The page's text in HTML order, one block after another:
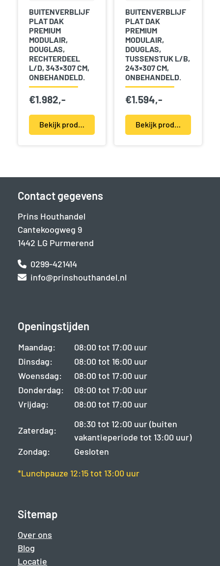
BUITENVERBLIJF
PLAT DAK
PREMIUM
MODULAIR,
DOUGLAS,
RECHTERDEEL
L/D, 343×307 CM,
ONBEHANDELD.
€1.982,-
Bekijk product(en)
BUITENVERBLIJF
PLAT DAK
PREMIUM
MODULAIR,
DOUGLAS,
TUSSENSTUK L/B,
243×307 CM,
ONBEHANDELD.
€1.594,-
Bekijk product(en)
Contact gegevens
Prins Houthandel
Cantekoogweg 9
1442 LG Purmerend
0299-421414
info@prinshouthandel.nl
Openingstijden
Maandag:
08:00 tot 17:00 uur
Dinsdag:
08:00 tot 16:00 uur
Woensdag:
08:00 tot 17:00 uur
Donderdag:
08:00 tot 17:00 uur
Vrijdag:
08:00 tot 17:00 uur
Zaterdag:
08:30 tot 12:00 uur (buiten
vakantieperiode tot 13:00 uur)
Zondag:
Gesloten
*Lunchpauze 12:15 tot 13:00 uur
Sitemap
Over ons
Blog
Locatie